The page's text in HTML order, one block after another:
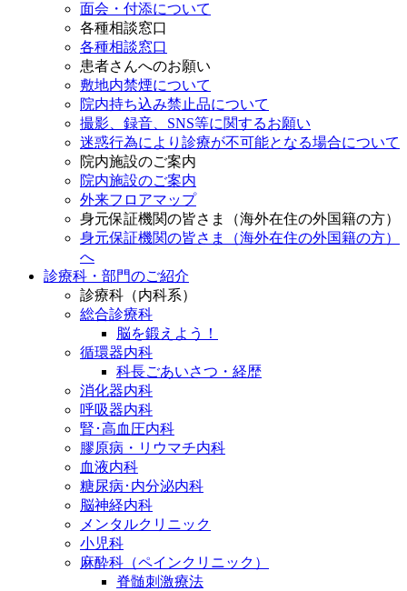
面会・付添について
各種相談窓口
各種相談窓口
患者さんへのお願い
敷地内禁煙について
院内持ち込み禁止品について
撮影、録音、SNS等に関するお願い
迷惑行為により診療が不可能となる場合について
院内施設のご案内
院内施設のご案内
外来フロアマップ
身元保証機関の皆さま（海外在住の外国籍の方）
身元保証機関の皆さま（海外在住の外国籍の方）
へ
診療科・部門のご紹介
診療科（内科系）
総合診療科
脳を鍛えよう！
循環器内科
科長ごあいさつ・経歴
消化器内科
呼吸器内科
腎･高血圧内科
膠原病・リウマチ内科
血液内科
糖尿病･内分泌内科
脳神経内科
メンタルクリニック
小児科
麻酔科（ペインクリニック）
脊髄刺激療法